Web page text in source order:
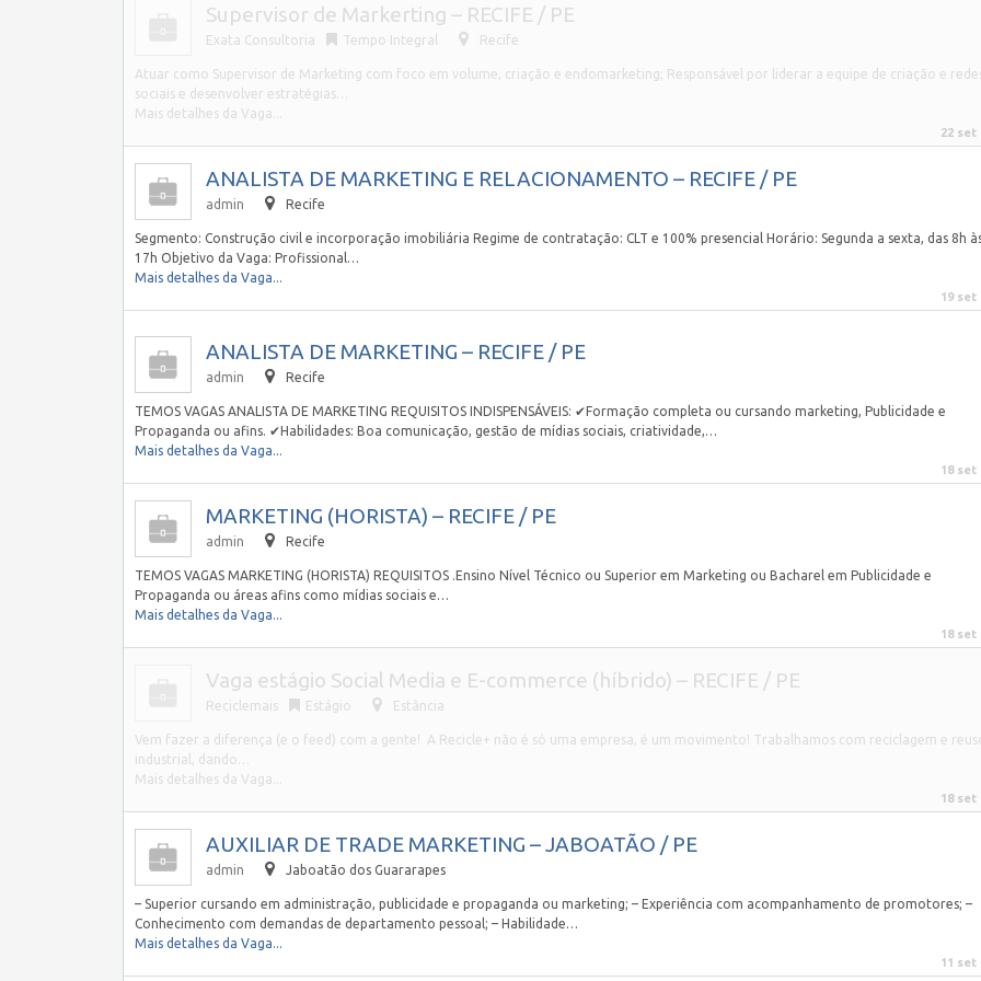
Supervisor de Markerting – RECIFE / PE
Exata Consultoria Tempo Integral Recife
Atuar como Supervisor de Marketing com foco em volume, criação e endomarketing; Responsável por liderar a equipe de criação e
sociais e desenvolver estratégias…
Mais detalhes da Vaga...
22 set
ANALISTA DE MARKETING E RELACIONAMENTO – RECIFE / PE
admin Recife
Segmento: Construção civil e incorporação imobiliária Regime de contratação: CLT e 100% presencial Horário: Segunda a sexta, das 8h
17h Objetivo da Vaga: Profissional…
Mais detalhes da Vaga...
19 set
ANALISTA DE MARKETING – RECIFE / PE
admin Recife
TEMOS VAGAS ANALISTA DE MARKETING REQUISITOS INDISPENSÁVEIS: ✔Formação completa ou cursando marketing, Publicidade e
Propaganda ou afins. ✔Habilidades: Boa comunicação, gestão de mídias sociais, criatividade,…
Mais detalhes da Vaga...
18 set
MARKETING (HORISTA) – RECIFE / PE
admin Recife
TEMOS VAGAS MARKETING (HORISTA) REQUISITOS .Ensino Nível Técnico ou Superior em Marketing ou Bacharel em Publicidade e
Propaganda ou áreas afins como mídias sociais e…
Mais detalhes da Vaga...
18 set
Vaga estágio Social Media e E-commerce (híbrido) – RECIFE / PE
Reciclemais Estágio Estância
Vem fazer a diferença (e o feed) com a gente! A Recicle+ não é só uma empresa, é um movimento! Trabalhamos com reciclagem e
industrial, dando…
Mais detalhes da Vaga...
18 set
AUXILIAR DE TRADE MARKETING – JABOATÃO / PE
admin Jaboatão dos Guararapes
– Superior cursando em administração, publicidade e propaganda ou marketing; – Experiência com acompanhamento de promotores; –
Conhecimento com demandas de departamento pessoal; – Habilidade…
Mais detalhes da Vaga...
11 set